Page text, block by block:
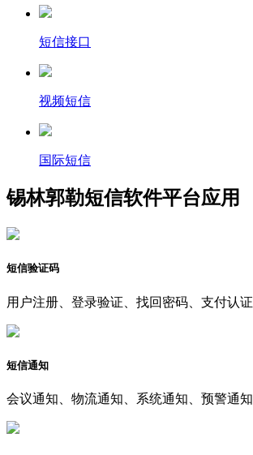
短信接口
视频短信
国际短信
锡林郭勒短信软件平台应用
短信验证码
用户注册、登录验证、找回密码、支付认证
短信通知
会议通知、物流通知、系统通知、预警通知